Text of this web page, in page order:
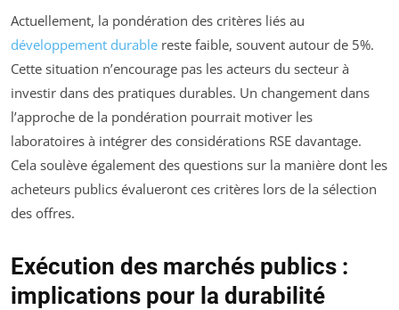
Actuellement, la pondération des critères liés au
développement durable reste faible, souvent autour de 5%.
Cette situation n’encourage pas les acteurs du secteur à
investir dans des pratiques durables. Un changement dans
l’approche de la pondération pourrait motiver les
laboratoires à intégrer des considérations RSE davantage.
Cela soulève également des questions sur la manière dont les
acheteurs publics évalueront ces critères lors de la sélection
des offres.
Exécution des marchés publics :
implications pour la durabilité